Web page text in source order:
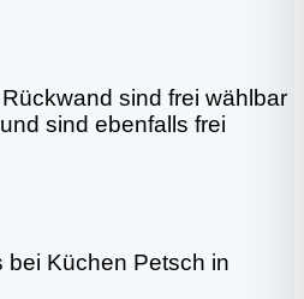
sind frei wählbar
sind ebenfalls frei
bei Küchen Petsch in